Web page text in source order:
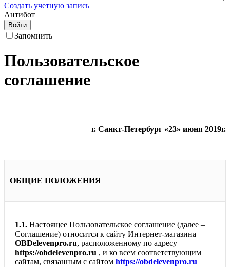
Создать учетную запись
Антибот
Войти
Запомнить
Пользовательское
соглашение
г. Санкт-Петербург «23» июня 2019г.
ОБЩИЕ ПОЛОЖЕНИЯ
1.1. Настоящее Пользовательское соглашение (далее –
Соглашение) относится к сайту Интернет-магазина
OBDelevenpro.ru, расположенному по адресу
https://obdelevenpro.ru , и ко всем соответствующим
сайтам, связанным с сайтом https://obdelevenpro.ru